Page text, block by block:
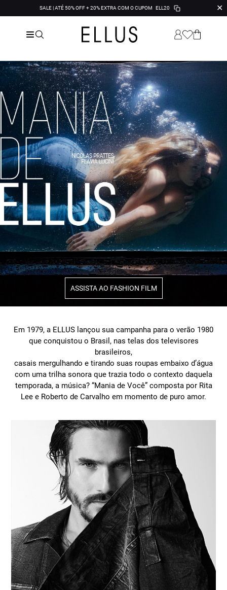
SALE | ATÉ 50% OFF + 20% EXTRA COM O CUPOM ELL20 ✕
ASSISTA AO FASHION FILM
Em 1979, a ELLUS lançou sua campanha para o verão 1980
que conquistou o Brasil, nas telas dos televisores
brasileiros,
casais mergulhando e tirando suas roupas embaixo d’água
com uma trilha sonora que trazia todo o contexto daquela
temporada, a música? “Mania de Você” composta por Rita
Lee e Roberto de Carvalho em momento de puro amor.